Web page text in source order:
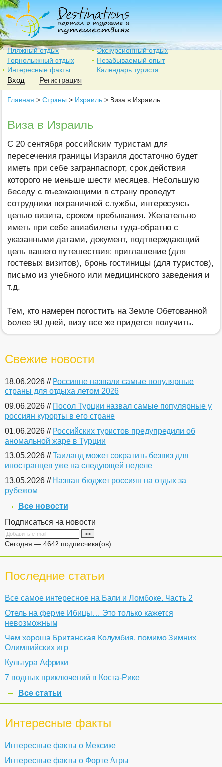
Пляжный отдых
Экскурсионный отдых
Горнолыжный отдых
Незабываемый опыт
Интересные факты
Календарь туриста
Вход Регистрация
Главная > Страны > Израиль > Виза в Израиль
Виза в Израиль
С 20 сентября российским туристам для
пересечения границы Израиля достаточно будет
иметь при себе загранпаспорт, срок действия
которого не меньше шести месяцев. Небольшую
беседу с въезжающими в страну проведут
сотрудники пограничной службы, интересуясь
целью визита, сроком пребывания. Желательно
иметь при себе авиабилеты туда-обратно с
указанными датами, документ, подтверждающий
цель вашего путешествия: приглашение (для
гостевых визитов), бронь гостиницы (для туристов),
письмо из учебного или медицинского заведения и
т.д.
Тем, кто намерен погостить на Земле Обетованной
более 90 дней, визу все же придется получить.
Свежие новости
18.06.2026 // Россияне назвали самые популярные
страны для отдыха летом 2026
09.06.2026 // Посол Турции назвал самые популярные у
россиян курорты в его стране
01.06.2026 // Российских туристов предупредили об
аномальной жаре в Турции
13.05.2026 //Таиланд может сократить безвиз для
иностранцев уже на следующей неделе
13.05.2026 // Назван бюджет россиян на отдых за
рубежом
Все новости
Подписаться на новости
Сегодня — 4642 подписчика(ов)
Последние статьи
Все самое интересное на Бали и Ломбоке. Часть 2
Отель на ферме Ибицы… Это только кажется
невозможным
Чем хороша Британская Колумбия, помимо Зимних
Олимпийских игр
Культура Африки
7 водных приключений в Коста-Рике
Все статьи
Интересные факты
Интересные факты о Мексике
Интересные факты о Форте Агры